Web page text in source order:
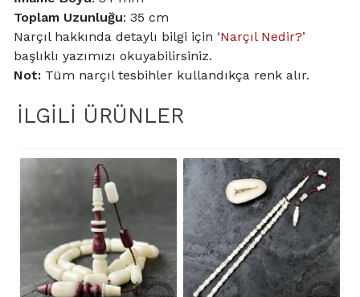
Toplam Uzunluğu: 35 cm
Narçıl hakkında detaylı bilgi için ‘Narçıl Nedir?’
başlıklı yazımızı okuyabilirsiniz.
Not: Tüm narçıl tesbihler kullandıkça renk alır.
İLGILI ÜRÜNLER